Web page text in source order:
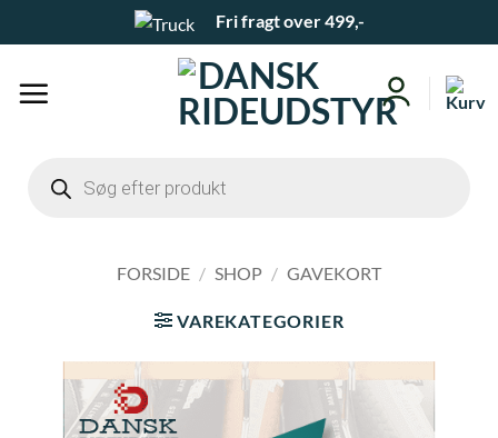
til
Fri fragt over 499,-
search
FORSIDE / SHOP / GAVEKORT
VAREKATEGORIER